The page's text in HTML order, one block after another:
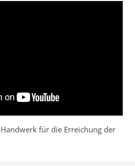
für die Erreichung der